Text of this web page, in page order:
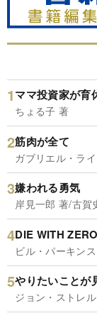
ママ投資家が育
ちょる子 著
筋肉が全て
ガブリエル・ラ
嫌われる勇気
岸見一郎 著/古賀
DIE WITH
ビル・パーキン
やりたいことが
ジョン・ストレ